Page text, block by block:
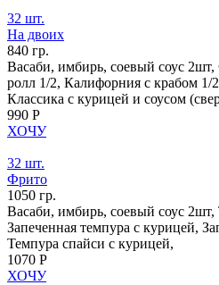
32 шт.
На двоих
840 гр.
Васаби, имбирь, соевый соус
ролл 1/2, Калифорния с крабом 1/
Классика с курицей и соусом
990 Р
ХОЧУ
32 шт.
Фрито
1050 гр.
Васаби, имбирь, соевый соус
Запеченная темпура с курицей,
Темпура спайси с курицей,
1070 Р
ХОЧУ